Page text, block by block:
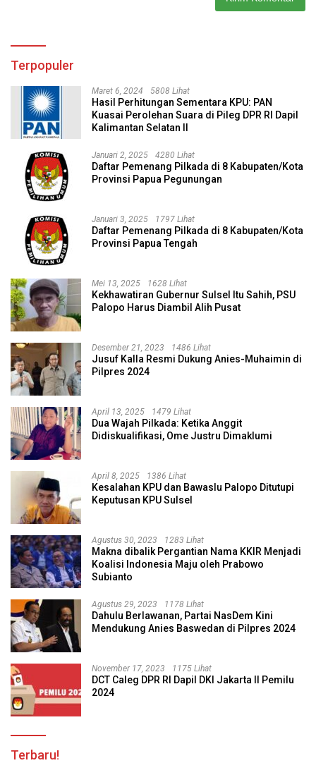
Terpopuler
Maret 6, 2024 5808 Lihat
Hasil Perhitungan Sementara KPU: PAN
Kuasai Perolehan Suara di Pileg DPR RI Dapil
Kalimantan Selatan II
Januari 2, 2025 4280 Lihat
Daftar Pemenang Pilkada di 8 Kabupaten/Kota
Provinsi Papua Pegunungan
Januari 3, 2025 1797 Lihat
Daftar Pemenang Pilkada di 8 Kabupaten/Kota
Provinsi Papua Tengah
Mei 13, 2025 1628 Lihat
Kekhawatiran Gubernur Sulsel Itu Sahih, PSU
Palopo Harus Diambil Alih Pusat
Desember 21, 2023 1486 Lihat
Jusuf Kalla Resmi Dukung Anies-Muhaimin di
Pilpres 2024
April 13, 2025 1479 Lihat
Dua Wajah Pilkada: Ketika Anggit
Didiskualifikasi, Ome Justru Dimaklumi
April 8, 2025 1386 Lihat
Kesalahan KPU dan Bawaslu Palopo Ditutupi
Keputusan KPU Sulsel
Agustus 30, 2023 1283 Lihat
Makna dibalik Pergantian Nama KKIR Menjadi
Koalisi Indonesia Maju oleh Prabowo
Subianto
Agustus 29, 2023 1178 Lihat
Dahulu Berlawanan, Partai NasDem Kini
Mendukung Anies Baswedan di Pilpres 2024
November 17, 2023 1175 Lihat
DCT Caleg DPR RI Dapil DKI Jakarta II Pemilu
2024
Terbaru!